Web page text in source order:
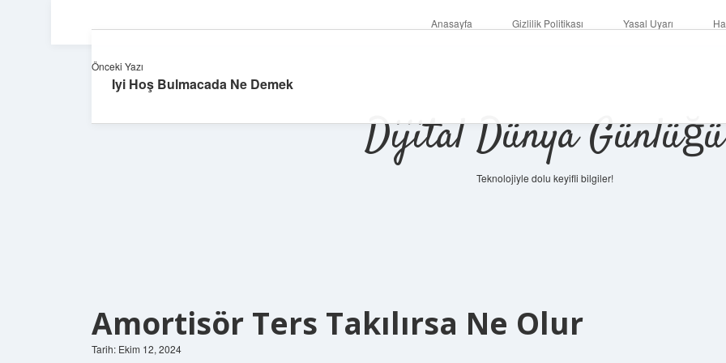
Anasayfa Gizlilik Politikası Yasal Uyarı
Dijital Dünya Günlüğü
Teknolojiyle dolu keyifli bilgiler!
Amortisör Ters Takılırsa Ne Olur
Tarih: Ekim 12, 2024
Önceki Yazı
Iyi Hoş Bulmacada Ne Demek